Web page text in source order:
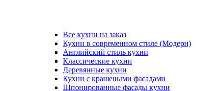
Все кухни на заказ
Кухни в современном стиле (Модерн)
Английский стиль кухни
Классические кухни
Деревянные кухни
Кухни с крашеными фасадами
Шпонированные фасады кухни